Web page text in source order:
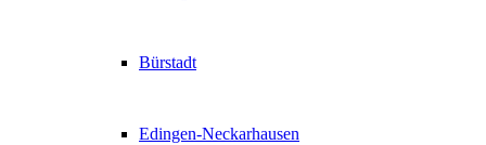
Bürstadt
Edingen-Neckarhausen